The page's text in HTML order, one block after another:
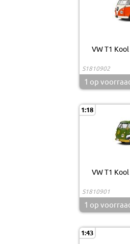
VW T1
S1810902
1 op
1:18
VW T1
S1810901
1 op
1:43